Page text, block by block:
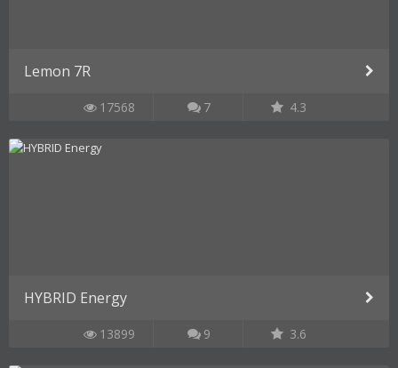
Lemon 7R
17568 7 4.3
HYBRID Energy
13899 9 3.6